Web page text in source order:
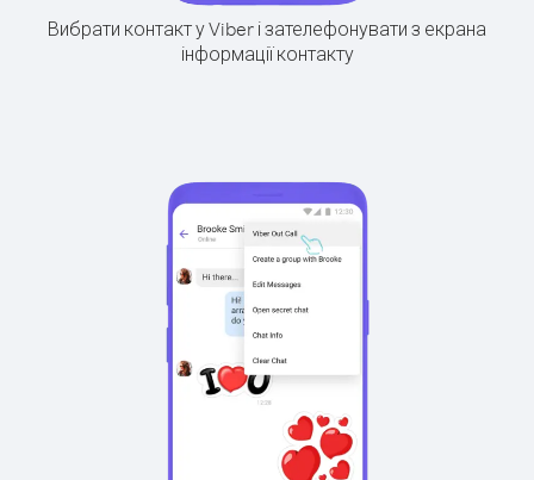
Вибрати контакт у Viber і зателефонувати з екрана
інформації контакту